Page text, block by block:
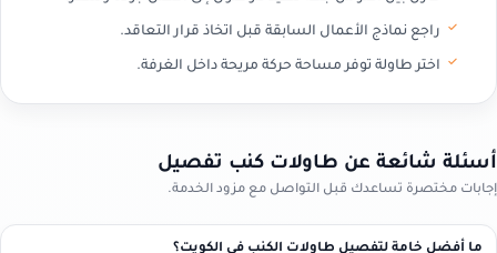
راجع نماذج الأعمال السابقة قبل اتخاذ قرار التعاقد.
اختر طاولة توفر مساحة حركة مريحة داخل الغرفة.
أسئلة شائعة عن طاولات كنب تفصيل
إجابات مختصرة تساعدك قبل التواصل مع مزود الخدمة.
ما أفضل خامة لتفصيل طاولات الكنب في الكويت؟